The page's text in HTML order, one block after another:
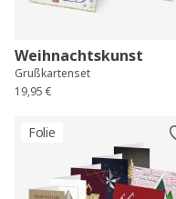
Weihnachtskunst
Grußkartenset
19,95 €
Folie